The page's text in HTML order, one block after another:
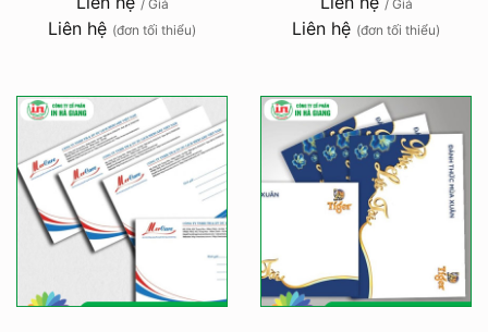
/ Giá
Liên hệ (đơn tối thiểu)
/ Giá
Liên hệ (đơn tối thiểu)